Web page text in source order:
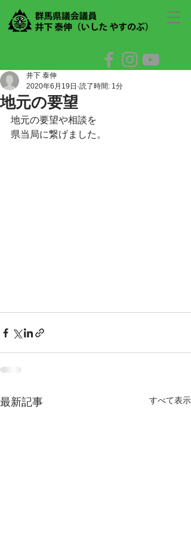
地元の要望
井下 泰伸
2020年6月19日 読了時間: 1分
地元の要望や相談を
県当局に繋げました。
最新記事 すべて表示